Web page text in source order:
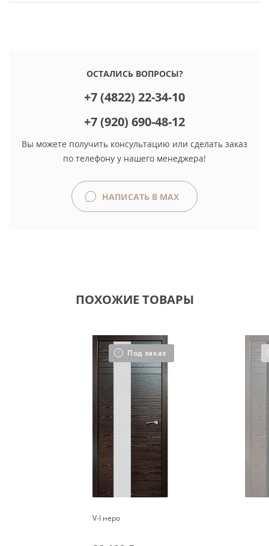
ОСТАЛИСЬ ВОПРОСЫ?
+7 (4822) 22-34-10
+7 (920) 690-48-12
Вы можете получить консультацию или сделать заказ
по телефону у нашего менеджера!
НАПИСАТЬ В MAX
ПОХОЖИЕ ТОВАРЫ
Под заказ
V-I неро